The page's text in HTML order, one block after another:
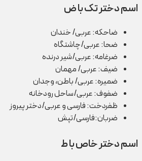
اسم دختر تک با ض
ضاحکه: عربی/ خندان
ضحا: عربی/چاشتگاه
ضرغامه: عربی/شیر درنده
ضیف: عربی/ مهمان
ضمیره: عربی/ باطن، وجدان
ضفوف: عربی/ساحل رودخانه
ظفردخت: فارسی و عربی/دختر پیروز
ضربان:فارسی/تپش
اسم دختر خاص با ط